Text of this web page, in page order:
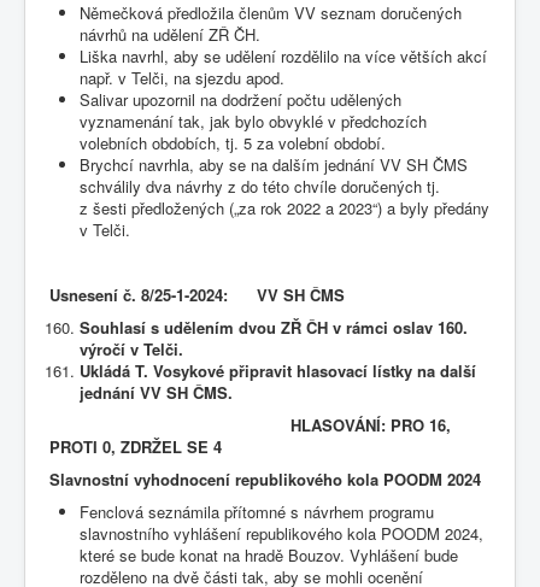
Němečková předložila členům VV seznam doručených
návrhů na udělení ZŘ ČH.
Liška navrhl, aby se udělení rozdělilo na více větších akcí
např. v Telči, na sjezdu apod.
Salivar upozornil na dodržení počtu udělených
vyznamenání tak, jak bylo obvyklé v předchozích
volebních obdobích, tj. 5 za volební období.
Brychcí navrhla, aby se na dalším jednání VV SH ČMS
schválily dva návrhy z do této chvíle doručených tj.
z šesti předložených („za rok 2022 a 2023“) a byly předány
v Telči.
Usnesení č. 8/25-1-2024: VV SH ČMS
Souhlasí s udělením dvou ZŘ ČH v rámci oslav 160.
výročí v Telči.
Ukládá T. Vosykové připravit hlasovací lístky na další
jednání VV SH ČMS.
HLASOVÁNÍ: PRO 16,
PROTI 0, ZDRŽEL SE 4
Slavnostní vyhodnocení republikového kola POODM 2024
Fenclová seznámila přítomné s návrhem programu
slavnostního vyhlášení republikového kola POODM 2024,
které se bude konat na hradě Bouzov. Vyhlášení bude
rozděleno na dvě části tak, aby se mohli ocenění